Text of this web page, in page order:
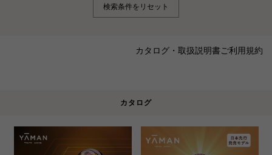
検索条件をリセット
カタログ・取扱説明書ご利用規約
カタログ